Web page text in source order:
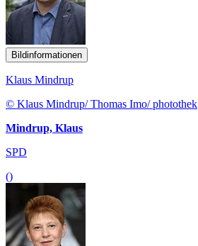
Bildinformationen
Klaus Mindrup
© Klaus Mindrup/ Thomas Imo/ photothek
Mindrup, Klaus
SPD
()